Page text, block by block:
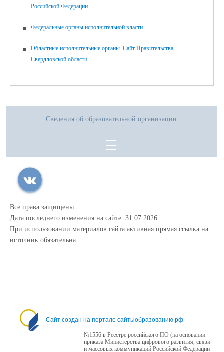
Российской Федерации
Федеральные органы исполнительной власти
Областные исполнительные органы. Сайт Правительства
Свердловской области
Сведения об образовательной организации
Все права защищены.
Дата последнего изменения на сайте: 31.07.2026
При использовании материалов сайта активная прямая ссылка на
источник обязательна
Сайт создан на портале сайтыобразованию.рф
№1556 в Реестре российского ПО (на основании
приказа Министерства цифрового развития, связи
и массовых коммуникаций Российской Федерации